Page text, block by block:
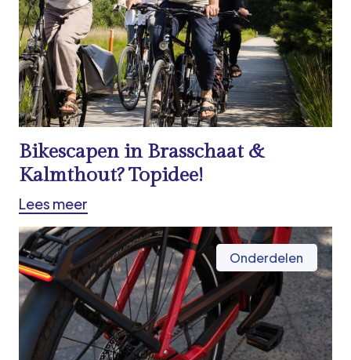
Bikescapen in Brasschaat &
Kalmthout? Topidee!
Lees meer
Onderdelen